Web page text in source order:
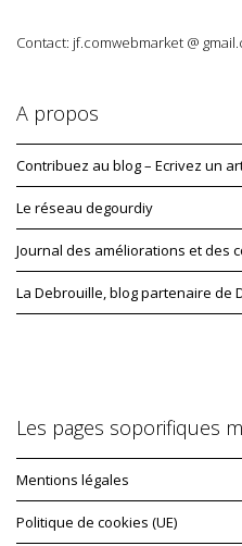
Contact: jf.comwebmarket @
A propos
Contribuez au blog – Ecrivez un
Le réseau degourdiy
Journal des améliorations et des
La Debrouille, blog partenaire de
Les pages soporifiques
Mentions légales
Politique de cookies (UE)